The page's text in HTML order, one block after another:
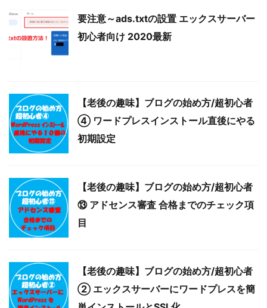
要注意～ads.txtの設置 エックスサーバー
初心者向け 2020最新
【老後の趣味】ブログの始め方/超初心者
④ ワードプレスインストール直後にやる
初期設定
【老後の趣味】ブログの始め方/超初心者
⑬ アドセンス審査 合格までのチェック項
目
【老後の趣味】ブログの始め方/超初心者
② エックスサーバーにワードプレスを簡